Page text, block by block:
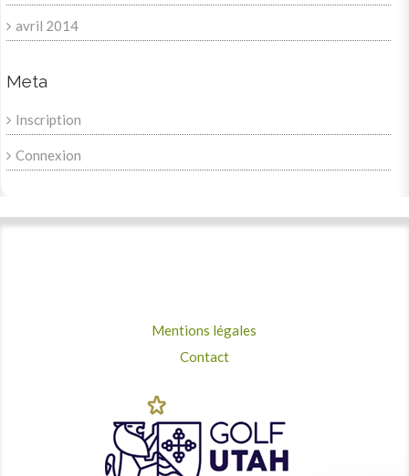
avril 2014
Meta
Inscription
Connexion
Mentions légales
Contact